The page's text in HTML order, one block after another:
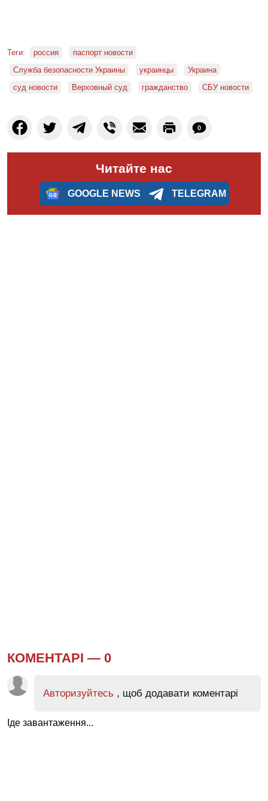
Теги: россия
паспорт новости
Служба безопасности Украины
украинцы
Украина
суд новости
Верховный суд гражданство СБУ новости
0
Читайте нас
GOOGLE NEWS TELEGRAM
КОМЕНТАРІ — 0
Авторизуйтесь , щоб додавати коментарі
Іде завантаження...